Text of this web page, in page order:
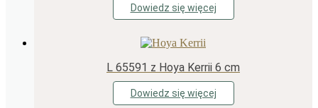
Dowiedz się więcej
L 65591 z Hoya Kerrii 6 cm
Dowiedz się więcej